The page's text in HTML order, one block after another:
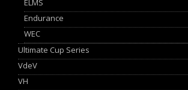
ELMS
Endurance
WEC
Ultimate Cup Series
VdeV
VH